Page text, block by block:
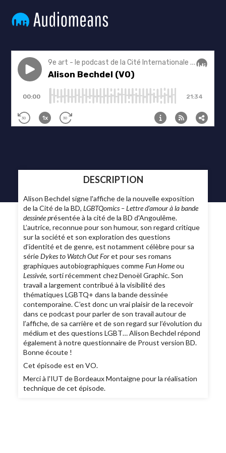
DESCRIPTION
Alison Bechdel signe l'affiche de la nouvelle exposition
de la Cité de la BD,LGBTQomics – Lettre d'amour à la bande
dessinée présentée à la cité de la BD d'Angoulême.
L’autrice, reconnue pour son humour, son regard critique
sur la société et son exploration des questions
d’identité et de genre, est notamment célèbre pour sa
sérieDykes to Watch Out Foret pour ses romans
graphiques autobiographiques commeFun Homeou
Lessivée, sorti récemment chez Denoël Graphic. Son
travail a largement contribué à la visibilité des
thématiques LGBTQ+ dans la bande dessinée
contemporaine. C’est donc un vrai plaisir de la recevoir
dans ce podcast pour parler de son travail autour de
l’affiche, de sa carrière et de son regard sur l’évolution du
médium et des questions LGBT… Alison Bechdel répond
également à notre questionnaire de Proust version BD.
Bonne écoute !
Cet épisode est en VO.
Merci à l'IUT de Bordeaux Montaigne pour la réalisation
technique de cet épisode.